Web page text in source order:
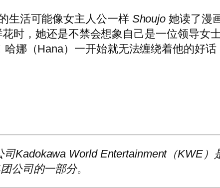
生活可能像女主人公一样 Shoujo 她读了漫
时，她还是不禁会想象自己是一位领导
哈娜（Hana）一开始就无法缠绕着他的好
Kadokawa World Entertainment（KWE
公司的一部分。